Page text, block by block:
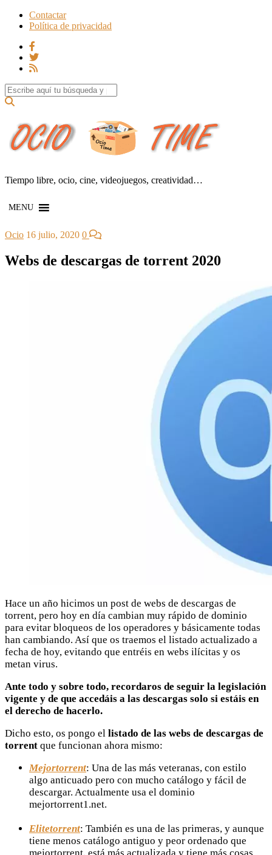
Contactar
Política de privacidad
Search for:
Tiempo libre, ocio, cine, videojuegos, creatividad…
MENU
Ocio 16 julio, 2020 0
Webs de descargas de torrent 2020
Hace un año hicimos un post de webs de descargas de
torrent, pero hoy en día cambian muy rápido de dominio
para evitar bloqueos de los operadores y básicamente todas
han cambiando. Así que os traemos el listado actualizado a
fecha de hoy, evitando que entréis en webs ilícitas y os
metan virus.
Ante todo y sobre todo, recordaros de seguir la legislación
vigente y de que accedáis a las descargas solo si estáis en
el derecho de hacerlo.
Dicho esto, os pongo el listado de las webs de descargas de
torrent que funcionan ahora mismo:
Mejortorrent: Una de las más veteranas, con estilo
algo anticuado pero con mucho catálogo y fácil de
descargar. Actualmente usa el dominio
mejortorrent1.net.
Elitetorrent: También es una de las primeras, y aunque
tiene menos catálogo antiguo y peor ordenado que
mejortorrent, está más actualizada y tiene más cosas